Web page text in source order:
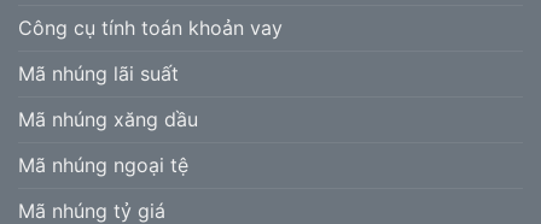
Công cụ tính toán khoản vay
Mã nhúng lãi suất
Mã nhúng xăng dầu
Mã nhúng ngoại tệ
Mã nhúng tỷ giá